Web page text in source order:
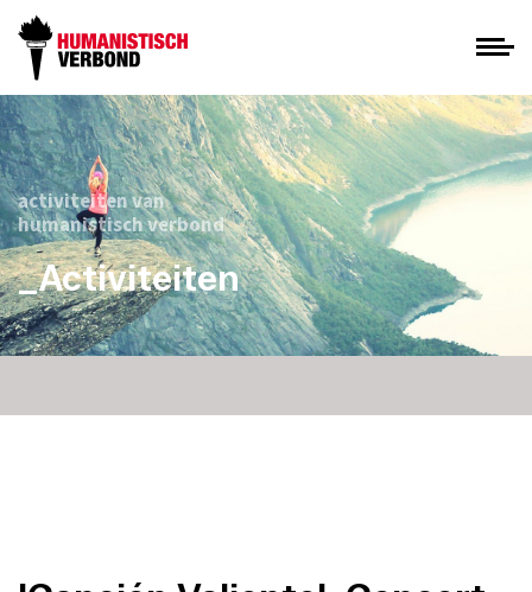
activiteiten van
humanistisch verbond
_Activiteiten